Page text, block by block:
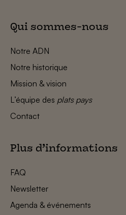
Qui sommes-nous
Notre ADN
Notre historique
Mission & vision
L’équipe des plats pays
Contact
Plus d’informations
FAQ
Newsletter
Agenda & événements